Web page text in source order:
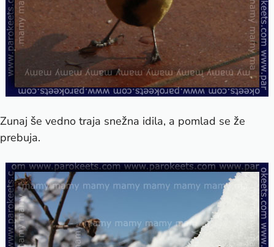
Zunaj še vedno traja snežna idila, a pomlad se že
prebuja.